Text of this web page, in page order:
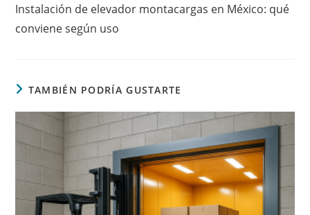
artículos
Instalación de elevador montacargas en México: qué
conviene según uso
TAMBIÉN PODRÍA GUSTARTE